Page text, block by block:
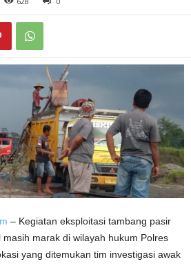
– Kegiatan eksploitasi tambang pasir
marak di wilayah hukum Polres
yang ditemukan tim investigasi awak